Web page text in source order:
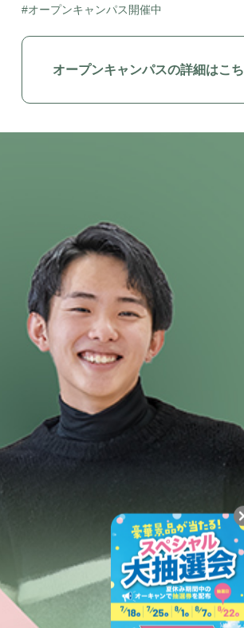
#オープンキャンパス開催中
オープンキャンパスの詳細はこ